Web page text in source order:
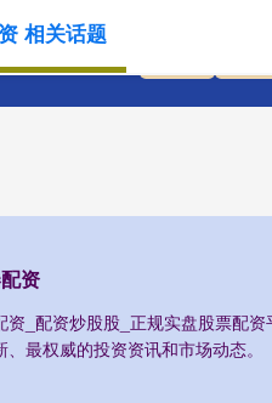
资
资_配资炒股股_正规实盘股票配
、最权威的投资资讯和市场动态。
相关话题